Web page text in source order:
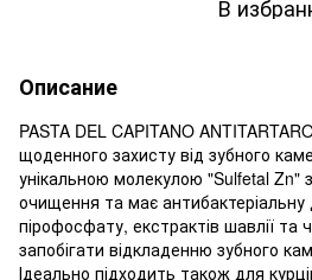
В
Описание
PASTA DEL CAPITANO
щоденного захисту від зубного
унікальною молекулою "Sulfetal Zn"
очищення та має антибактеріальну
пірофосфату, екстрактів шавлії
запобігати відкладенню зубного
Ідеально підходить також для